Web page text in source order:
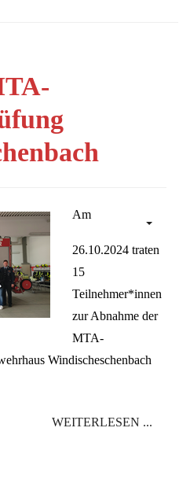
Am
26.10.2024 traten
15
Teilnehmer*innen
zur Abnahme der
MTA-
Windischeschenbach
WEITERLESEN ...